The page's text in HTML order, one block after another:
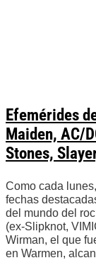
Efemérides
Maiden, AC/
Stones,
Como cada
fechas
del mundo del
(ex-Slipknot,
Wirman, el que
en Warmen,